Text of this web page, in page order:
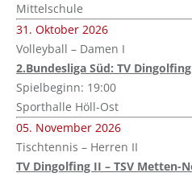
Mittelschule
31. Oktober 2026
Volleyball – Damen I
2.Bundesliga Süd: TV
Spielbeginn: 19:00
Sporthalle Höll-Ost
05. November 2026
Tischtennis – Herren II
TV Dingolfing II – TSV Metten-